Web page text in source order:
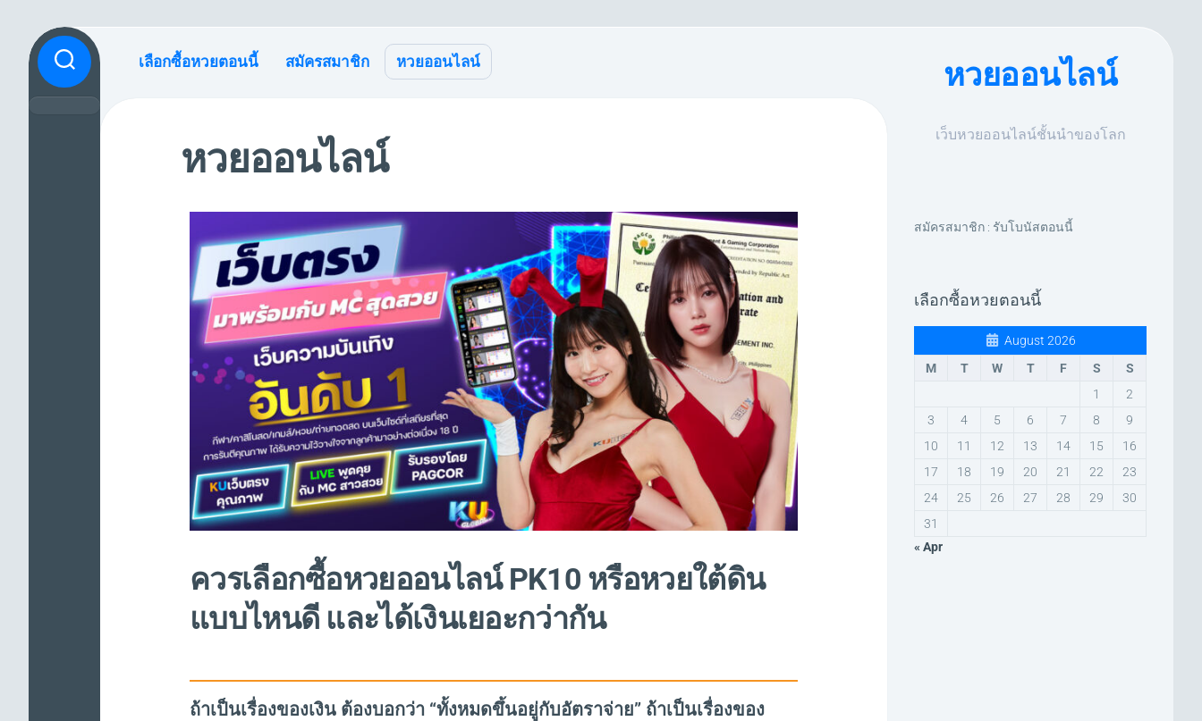
หวยออนไลน์
เว็บหวยออนไลน์ชั้นนำของโลก
สมัครสมาชิก : รับโบนัสตอนนี้
เลือกซื้อหวยตอนนี้
August 2026
M
T W T F S
S
1
2
3
4 5 6 7 8
9
10
11 12 13 14 15
16
17
18 19 20 21 22
23
24
25 26 27 28 29
30
31
« Apr
เลือกซื้อหวยตอนนี้ สมัครสมาชิก หวยออนไลน์
หวยออนไลน์
ควรเลือกซื้อหวยออนไลน์ PK10 หรือหวยใต้ดิน
แบบไหนดี และได้เงินเยอะกว่ากัน
ถ้าเป็นเรื่องของเงิน ต้องบอกว่า “ทั้งหมดขึ้นอยู่กับอัตราจ่าย” ถ้าเป็นเรื่องของ